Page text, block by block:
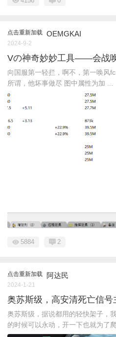
点击重新加载 OEMGKAI
2024-9-2
Vの神奇妙妙工具——会战
向国服第一轻拦，啊不，第一唤风
所谓，他坏事做尽 图中属性为加 ...
5884 2
点击重新加载 阿达民
2024-1-21
奥苏斯级，高安清死亡信号
奥苏斯级，据说都用的轻快架子，
的时候可以永动，开一下也就为了爬